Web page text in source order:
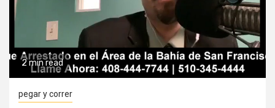
2 min read
pegar y correr